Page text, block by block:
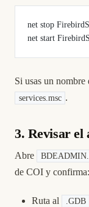
net stop
net start
Si usas un
services.msc .
3. Revisar
Abre
de COI y confirma:
Ruta al .GDB